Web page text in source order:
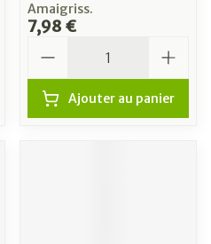
Amaigriss.
7,98 €
Ajouter au panier